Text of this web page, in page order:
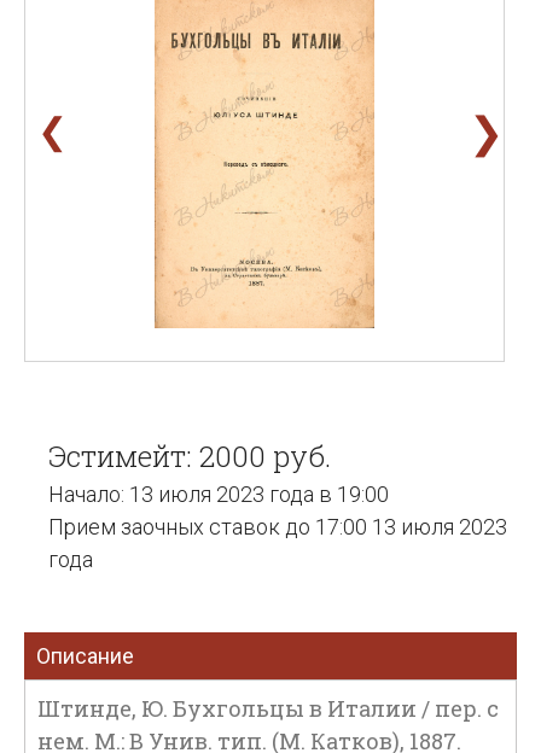
❮ ❯
Эстимейт: 2000 руб.
Начало: 13 июля 2023 года в 19:00
Прием заочных ставок до 17:00 13 июля 2023
года
Описание
Штинде, Ю. Бухгольцы в Италии / пер. с
нем. М.: В Унив. тип. (М. Катков), 1887.